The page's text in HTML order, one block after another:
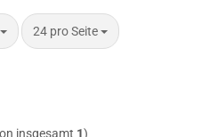
24 pro Seite
pro Seite
insgesamt 1)